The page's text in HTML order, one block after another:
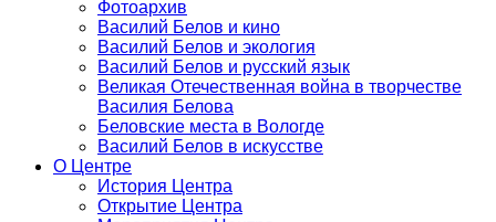
Фотоархив
Василий Белов и кино
Василий Белов и экология
Василий Белов и русский язык
Великая Отечественная война в творчестве
Василия Белова
Беловские места в Вологде
Василий Белов в искусстве
О Центре
История Центра
Открытие Центра